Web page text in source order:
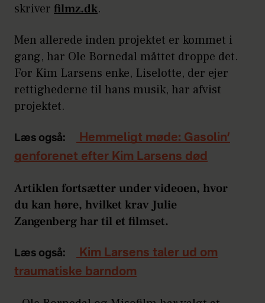
skriver filmz.dk.
Men allerede inden projektet er kommet i
gang, har Ole Bornedal måttet droppe det.
For Kim Larsens enke, Liselotte, der ejer
rettighederne til hans musik, har afvist
projektet.
Læs også:
Hemmeligt møde: Gasolin’
genforenet efter Kim Larsens død
Artiklen fortsætter under videoen, hvor
du kan høre, hvilket krav Julie
Zangenberg har til et filmset.
Læs også:
Kim Larsens taler ud om
traumatiske barndom